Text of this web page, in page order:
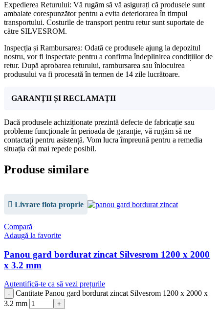
Expedierea Returului: Vă rugăm să vă asigurați că produsele sunt
ambalate corespunzător pentru a evita deteriorarea în timpul
transportului. Costurile de transport pentru retur sunt suportate de
către SILVESROM.
Inspecția și Rambursarea: Odată ce produsele ajung la depozitul
nostru, vor fi inspectate pentru a confirma îndeplinirea condițiilor de
retur. După aprobarea returului, rambursarea sau înlocuirea
produsului va fi procesată în termen de 14 zile lucrătoare.
GARANȚII ȘI RECLAMAȚII
Dacă produsele achiziționate prezintă defecte de fabricație sau
probleme funcționale în perioada de garanție, vă rugăm să ne
contactați pentru asistență. Vom lucra împreună pentru a remedia
situația cât mai repede posibil.
Produse similare
Livrare flota proprie
Compară
Adaugă la favorite
Panou gard bordurat zincat Silvesrom 1200 x 2000
x 3.2 mm
Autentifică-te ca să vezi prețurile
Cantitate Panou gard bordurat zincat Silvesrom 1200 x 2000 x
3.2 mm